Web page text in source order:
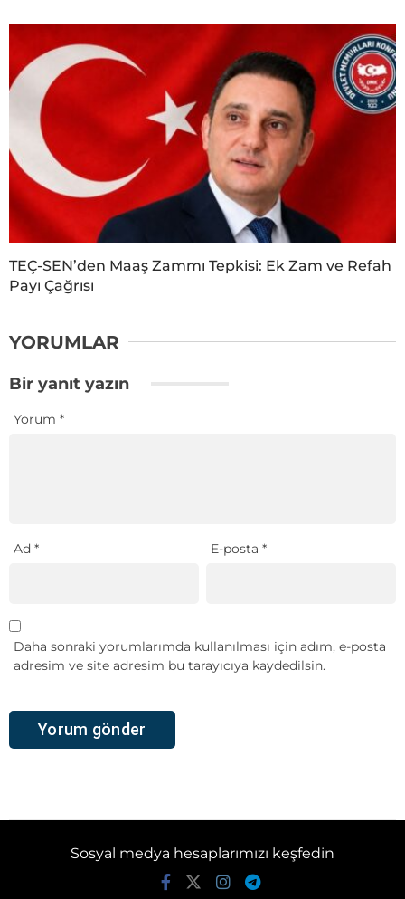
TEÇ-SEN’den Maaş Zammı Tepkisi: Ek Zam ve Refah
Payı Çağrısı
YORUMLAR
Bir yanıt yazın
Yorum *
Ad * E-posta*
Daha sonraki yorumlarımda kullanılması için adım, e-posta
adresim ve site adresim bu tarayıcıya kaydedilsin.
Sosyal medya hesaplarımızı keşfedin